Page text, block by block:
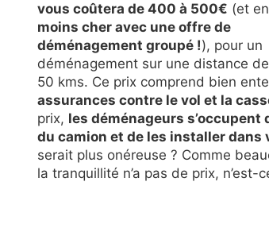
vous coûtera de 400 à 500€ (et
moins cher avec une offre de
déménagement groupé !), pour un
déménagement sur une distance
50 kms. Ce prix comprend bien
assurances contre le vol et la
prix, les déménageurs
du camion et de les installer dans
serait plus onéreuse ? Comme
la tranquillité n’a pas de prix, n’est-